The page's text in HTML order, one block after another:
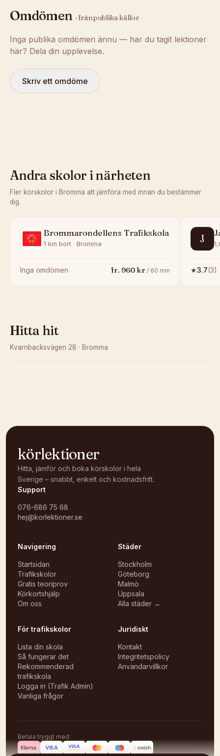
Omdömen · från publika källor
Inga publika omdömen ännu — har du tagit lektioner
här? Dela din upplevelse.
Skriv ett omdöme
Andra skolor i närheten
Fler körskolor i Bromma att jämföra med innan du bestämmer
dig.
Brommarondellens Trafikskola
1 km bort · Bromma
Inga omdömen fr. 960kr / 60 min
J
★3.7(3)
Hitta hit
Kvarnbacksvägen 28 · Bromma
körlektioner
Hitta, jämför och boka körskolor i hela
Sverige – snabbt, enkelt och kostnadsfritt.
Support
076-686 75 68
hej@korlektioner.se
Navigering
Startsidan
Trafikskolor
Gratis teoriprov
Körkortshjälp
Om oss
Städer
Stockholm
Göteborg
Malmö
Uppsala
Alla städer →
För trafikskolor
Lista din skola
Så fungerar det
Rekommenderad
trafikskola
Logga in (Trafik Admin)
Vanliga frågor
Juridiskt
Kontakt
Integritetspolicy
Användarvillkor
Betala tryggt med
Klarna. VISA VISA
ELECTRON swish